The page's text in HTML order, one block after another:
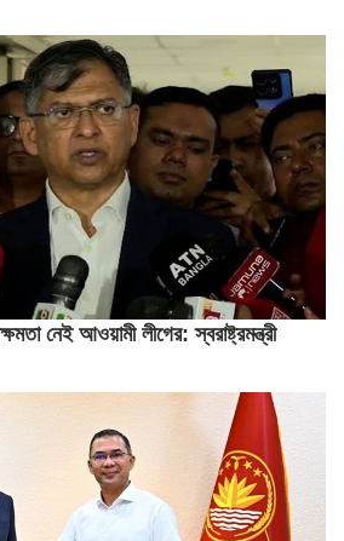
নেই আওয়ামী লীগের: স্বরাষ্ট্রমন্ত্রী